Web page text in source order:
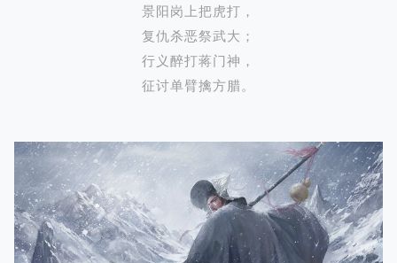
景阳岗上把虎打，
复仇杀恶祭武大；
行义醉打蒋门神，
征讨单臂擒方腊。